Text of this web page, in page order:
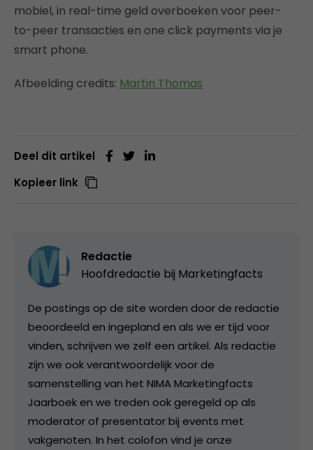
mobiel, in real-time geld overboeken voor peer-
to-peer transacties en one click payments via je
smart phone.
Afbeelding credits: Martin Thomas
Deel dit artikel
Kopieer link
Redactie
Hoofdredactie bij Marketingfacts
De postings op de site worden door de redactie
beoordeeld en ingepland en als we er tijd voor
vinden, schrijven we zelf een artikel. Als redactie
zijn we ook verantwoordelijk voor de
samenstelling van het NIMA Marketingfacts
Jaarboek en we treden ook geregeld op als
moderator of presentator bij events met
vakgenoten. In het colofon vind je onze